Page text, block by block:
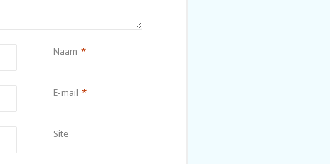
Naam *
E-mail *
Site